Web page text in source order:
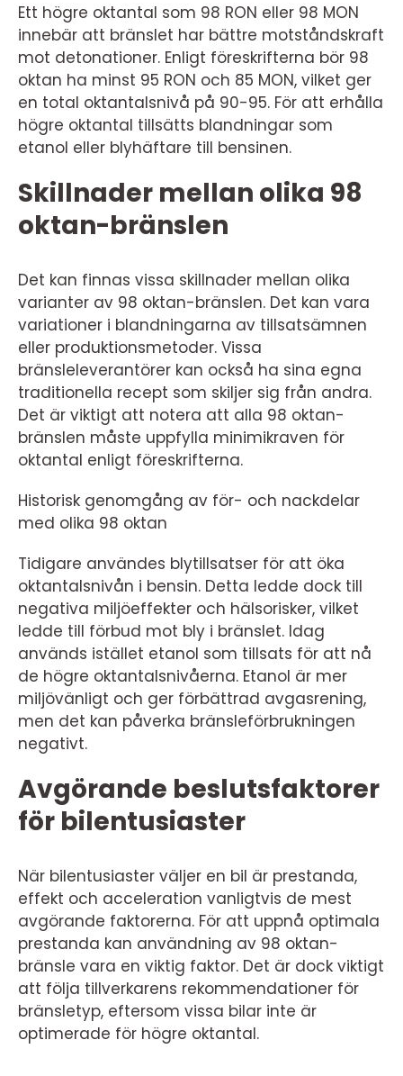
Ett högre oktantal som 98 RON eller 98 MON
innebär att bränslet har bättre motståndskraft
mot detonationer. Enligt föreskrifterna bör 98
oktan ha minst 95 RON och 85 MON, vilket ger
en total oktantalsnivå på 90-95. För att erhålla
högre oktantal tillsätts blandningar som
etanol eller blyhäftare till bensinen.
Skillnader mellan olika 98
oktan-bränslen
Det kan finnas vissa skillnader mellan olika
varianter av 98 oktan-bränslen. Det kan vara
variationer i blandningarna av tillsatsämnen
eller produktionsmetoder. Vissa
bränsleleverantörer kan också ha sina egna
traditionella recept som skiljer sig från andra.
Det är viktigt att notera att alla 98 oktan-
bränslen måste uppfylla minimikraven för
oktantal enligt föreskrifterna.
Historisk genomgång av för- och nackdelar
med olika 98 oktan
Tidigare användes blytillsatser för att öka
oktantalsnivån i bensin. Detta ledde dock till
negativa miljöeffekter och hälsorisker, vilket
ledde till förbud mot bly i bränslet. Idag
används istället etanol som tillsats för att nå
de högre oktantalsnivåerna. Etanol är mer
miljövänligt och ger förbättrad avgasrening,
men det kan påverka bränsleförbrukningen
negativt.
Avgörande beslutsfaktorer
för bilentusiaster
När bilentusiaster väljer en bil är prestanda,
effekt och acceleration vanligtvis de mest
avgörande faktorerna. För att uppnå optimala
prestanda kan användning av 98 oktan-
bränsle vara en viktig faktor. Det är dock viktigt
att följa tillverkarens rekommendationer för
bränsletyp, eftersom vissa bilar inte är
optimerade för högre oktantal.